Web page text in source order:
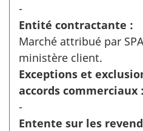
-
Entité contractante :
Marché attribué par
ministère client.
Exceptions et
accords commerciaux :
-
Entente sur les